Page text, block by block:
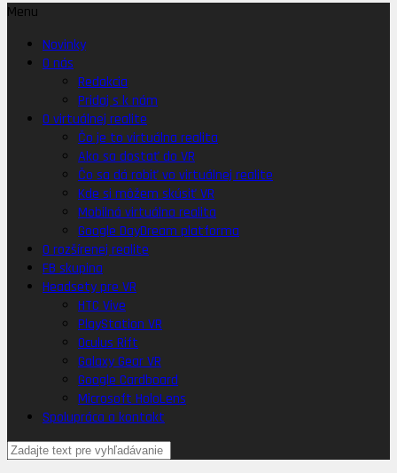
Menu
Novinky
O nás
Redakcia
Pridaj s k nám
O virtuálnej realite
Čo je to virtuálna realita
Ako sa dostať do VR
Čo sa dá robiť vo virtuálnej realite
Kde si môžem skúsiť VR
Mobilná virtuálna realita
Google DayDream platforma
O rozšírenej realite
FB skupina
Headsety pre VR
HTC Vive
PlayStation VR
Oculus Rift
Galaxy Gear VR
Google Cardboard
Microsoft HoloLens
Spolupráca a kontakt